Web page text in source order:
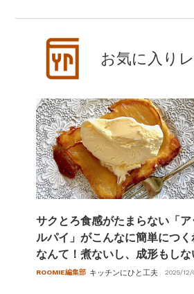
お気に入り
サクとろ食感がたまらない「ア
ルパイ」がこんなに簡単につく
なんて！煮ないし、成形もしな
ROOMIE編集部 キッチンにひと工夫 2025/12/